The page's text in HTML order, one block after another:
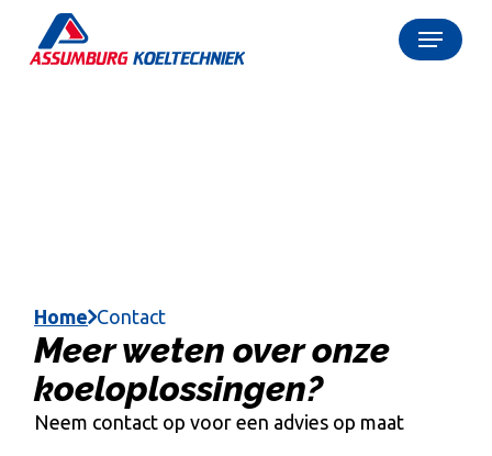
main
Menu
Home Contact
Meer weten over onze
koeloplossingen?
Neem contact op voor een advies op maat